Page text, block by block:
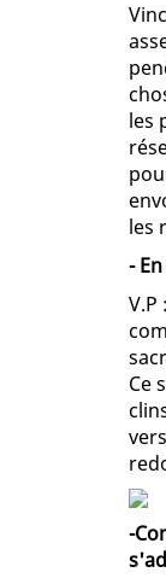
les
les
-
V.P
Ce
-